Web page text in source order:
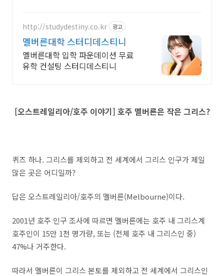
http://studydestiny.co.kr 광고
멜버른대학 스터디데스티니
멜버른대학 입학 파운데이션 무료
유학 컨설팅 스터디데스티니
[오스트레일리아/호주 이야기] 호주 멜버른은 작은 그리스?
퀴즈 하나. 그리스를 제외하고 전 세계에서 그리스 인구가 제일
많은 곳은 어디일까?
답은 오스트레일리아/호주의 멜버른(Melbourne)이다.
2001년 호주 인구 조사에 따르면 멜버른에는 호주 내 그리스계
호주인이 15만 1천 명가량, 또는 (전체 호주 내 그리스인 중)
47%나 거주한다.
따라서 멜버른이 그리스 본토를 제외하고 전 세계에서 그리스인